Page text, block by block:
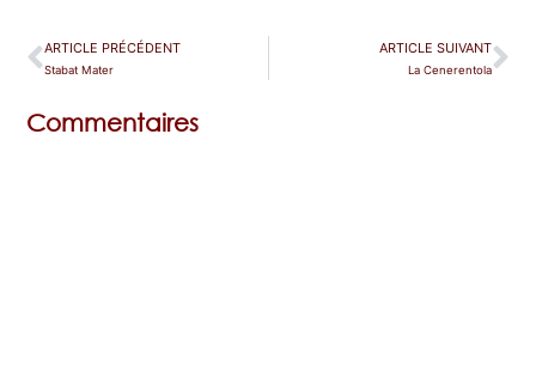
ARTICLE PRÉCÉDENT
Stabat Mater
ARTICLE SUIVANT
La Cenerentola
Commentaires